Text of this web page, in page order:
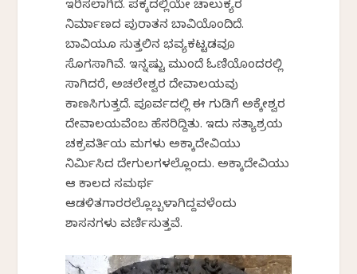
ಇರಿಸಲಾಗಿದೆ. ಪಕ್ಕದಲ್ಲಿಯೇ ಚಾಲುಕ್ಯರ
ನಿರ್ಮಾಣದ ಪುರಾತನ ಬಾವಿಯೊಂದಿದೆ.
ಬಾವಿಯೂ ಸುತ್ತಲಿನ ಭವ್ಯಕಟ್ಟಡವೂ
ಸೊಗಸಾಗಿವೆ. ಇನ್ನಷ್ಟು ಮುಂದೆ ಓಣಿಯೊಂದರಲ್ಲಿ
ಸಾಗಿದರೆ, ಅಚಲೇಶ್ವರ ದೇವಾಲಯವು
ಕಾಣಸಿಗುತ್ತದೆ. ಪೂರ್ವದಲ್ಲಿ ಈ ಗುಡಿಗೆ ಅಕ್ಕೇಶ್ವರ
ದೇವಾಲಯವೆಂಬ ಹೆಸರಿದ್ದಿತು. ಇದು ಸತ್ಯಾಶ್ರಯ
ಚಕ್ರವರ್ತಿಯ ಮಗಳು ಅಕ್ಕಾದೇವಿಯು
ನಿರ್ಮಿಸಿದ ದೇಗುಲಗಳಲ್ಲೊಂದು. ಅಕ್ಕಾದೇವಿಯು
ಆ ಕಾಲದ ಸಮರ್ಥ
ಆಡಳಿತಗಾರರಲ್ಲೊಬ್ಬಳಾಗಿದ್ದವಳೆಂದು
ಶಾಸನಗಳು ವರ್ಣಿಸುತ್ತವೆ.